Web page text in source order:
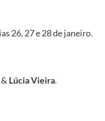
26, 27 e 28 de janeiro.
& Lúcia Vieira.